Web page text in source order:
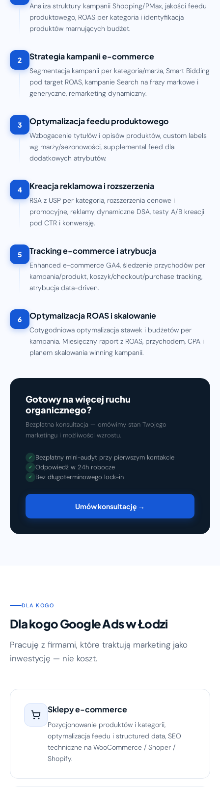
Analiza struktury kampanii Shopping/PMax, jakości feedu
produktowego, ROAS per kategoria i identyfikacja
produktów marnujących budżet.
2 Strategia kampanii e-commerce
Segmentacja kampanii per kategoria/marża, Smart Bidding
pod target ROAS, kampanie Search na frazy markowe i
generyczne, remarketing dynamiczny.
3 Optymalizacja feedu produktowego
Wzbogacenie tytułów i opisów produktów, custom labels
wg marży/sezonowości, supplemental feed dla
dodatkowych atrybutów.
4 Kreacja reklamowa i rozszerzenia
RSA z USP per kategoria, rozszerzenia cenowe i
promocyjne, reklamy dynamiczne DSA, testy A/B kreacji
pod CTR i konwersję.
5 Tracking e-commerce i atrybucja
Enhanced e-commerce GA4, śledzenie przychodów per
kampania/produkt, koszyk/checkout/purchase tracking,
atrybucja data-driven.
6 Optymalizacja ROAS i skalowanie
Cotygodniowa optymalizacja stawek i budżetów per
kampania. Miesięczny raport z ROAS, przychodem, CPA i
planem skalowania winning kampanii.
Gotowy na więcej ruchu
organicznego?
Bezpłatna konsultacja — omówimy stan Twojego
marketingu i możliwości wzrostu.
✓ Bezpłatny mini-audyt przy pierwszym kontakcie
✓ Odpowiedź w 24h robocze
✓ Bez długoterminowego lock-in
Umów konsultację →
DLA KOGO
Dla kogo Google Ads w Łodzi
Pracuję z firmami, które traktują marketing jako
inwestycję — nie koszt.
Sklepy e-commerce
Pozycjonowanie produktów i kategorii,
optymalizacja feedu i structured data, SEO
techniczne na WooCommerce / Shoper /
Shopify.